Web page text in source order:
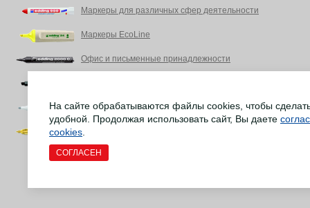
Маркеры для различных сфер деятельности
Маркеры EcoLine
Офис и письменные принадлежности
Ремонт напольных деревянных покрытий
Товары для творчества и рукоделия
На сайте обрабатываются файлы cookies, чтобы
удобной. Продолжая использовать сайт, Вы даете
cookies
СОГЛАСЕН